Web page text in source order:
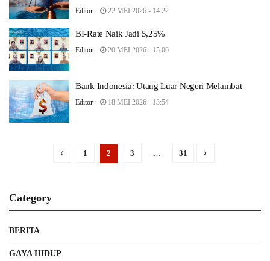
Editor 22 MEI 2026 - 14:22
BI-Rate Naik Jadi 5,25%
Editor 20 MEI 2026 - 15:06
Bank Indonesia: Utang Luar Negeri Melambat
Editor 18 MEI 2026 - 13:54
1 2 3 … 31
Category
BERITA
GAYA HIDUP